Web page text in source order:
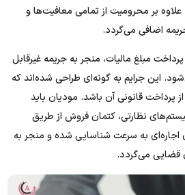
علاوه بر محرومیت از تمامی معافیت‌ها و
مبلغ مالیات، منجر به جریمه غیرقابل
می‌شود. این جرایم به گونه‌ای طراحی شده‌اند که
از پرداخت قانونی آن باشد. مودیان باید
نظارتی، کتمان فروش از طریق
اجاره‌ای به سرعت شناسایی شده و منجر به
قضایی می‌گردد.